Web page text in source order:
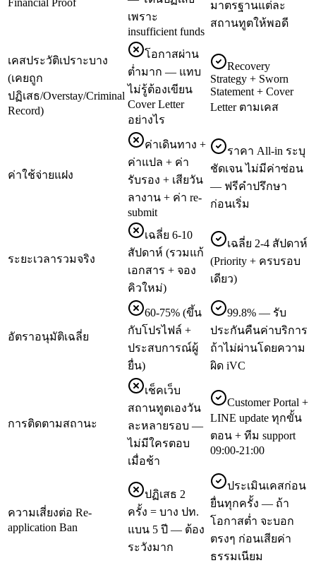
เพราะ
insufficient funds
มาตรฐานแต่ละ
สถานทูตให้พอดี
เคสประวัติเปราะบาง
(เคยถูก
ปฏิเสธ/Overstay/Criminal
Record)
โอกาสผ่าน
ต่ำมาก — แทบ
ไม่รู้ต้องเขียน
Cover Letter
อย่างไร
Recovery
Strategy + Sworn
Statement + Cover
Letter ตามเคส
ค่าใช้จ่ายแฝง
ค่าเดินทาง +
ค่าแปล + ค่า
รับรอง + เสียวัน
ลางาน + ค่า re-
submit
ราคา All-in ระบุ
ชัดเจน ไม่มีค่าซ่อน
— ฟรีคำปรึกษา
ก่อนเริ่ม
ระยะเวลารวมจริง
เฉลี่ย 6-10
สัปดาห์ (รวมแก้
เอกสาร + จอง
คิวใหม่)
เฉลี่ย 2-4 สัปดาห์
(Priority + ครบรอบ
เดียว)
อัตราอนุมัติเฉลี่ย
60-75% (ขึ้น
กับโปรไฟล์ +
ประสบการณ์ผู้
ยื่น)
99.8% — รับ
ประกันคืนค่าบริการ
ถ้าไม่ผ่านโดยความ
ผิด iVC
การติดตามสถานะ
เช็คเว็บ
สถานทูตเองวัน
ละหลายรอบ —
ไม่มีใครตอบ
เมื่อช้า
Customer Portal +
LINE update ทุกขั้น
ตอน + ทีม support
09:00-21:00
ความเสี่ยงต่อ Re-
application Ban
ปฏิเสธ 2
ครั้ง = บาง ปท.
แบน 5 ปี — ต้อง
ระวังมาก
ประเมินเคสก่อน
ยื่นทุกครั้ง — ถ้า
โอกาสต่ำ จะบอก
ตรงๆ ก่อนเสียค่า
ธรรมเนียม